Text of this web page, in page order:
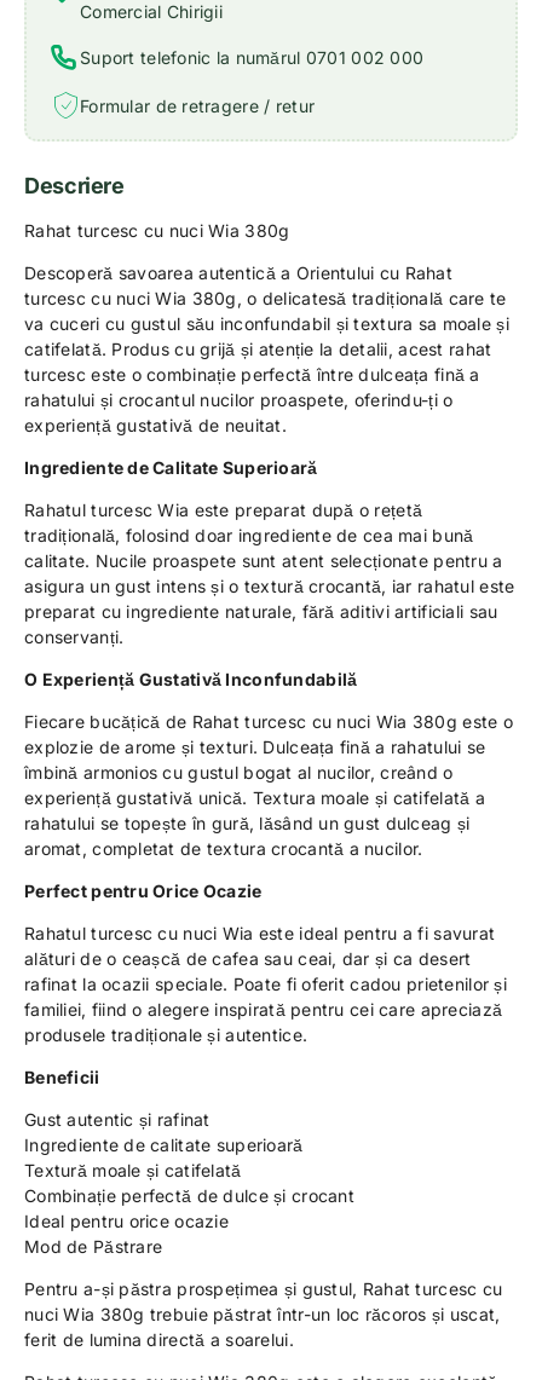
Comercial Chirigii
Suport telefonic la numărul 0701 002 000
Formular de retragere / retur
Descriere
Rahat turcesc cu nuci Wia 380g
Descoperă savoarea autentică a Orientului cu Rahat
turcesc cu nuci Wia 380g, o delicatesă tradițională care te
va cuceri cu gustul său inconfundabil și textura sa moale și
catifelată. Produs cu grijă și atenție la detalii, acest rahat
turcesc este o combinație perfectă între dulceața fină a
rahatului și crocantul nucilor proaspete, oferindu-ți o
experiență gustativă de neuitat.
Ingrediente de Calitate Superioară
Rahatul turcesc Wia este preparat după o rețetă
tradițională, folosind doar ingrediente de cea mai bună
calitate. Nucile proaspete sunt atent selecționate pentru a
asigura un gust intens și o textură crocantă, iar rahatul este
preparat cu ingrediente naturale, fără aditivi artificiali sau
conservanți.
O Experiență Gustativă Inconfundabilă
Fiecare bucățică de Rahat turcesc cu nuci Wia 380g este o
explozie de arome și texturi. Dulceața fină a rahatului se
îmbină armonios cu gustul bogat al nucilor, creând o
experiență gustativă unică. Textura moale și catifelată a
rahatului se topește în gură, lăsând un gust dulceag și
aromat, completat de textura crocantă a nucilor.
Perfect pentru Orice Ocazie
Rahatul turcesc cu nuci Wia este ideal pentru a fi savurat
alături de o ceașcă de cafea sau ceai, dar și ca desert
rafinat la ocazii speciale. Poate fi oferit cadou prietenilor și
familiei, fiind o alegere inspirată pentru cei care apreciază
produsele tradiționale și autentice.
Beneficii
Gust autentic și rafinat
Ingrediente de calitate superioară
Textură moale și catifelată
Combinație perfectă de dulce și crocant
Ideal pentru orice ocazie
Mod de Păstrare
Pentru a-și păstra prospețimea și gustul, Rahat turcesc cu
nuci Wia 380g trebuie păstrat într-un loc răcoros și uscat,
ferit de lumina directă a soarelui.